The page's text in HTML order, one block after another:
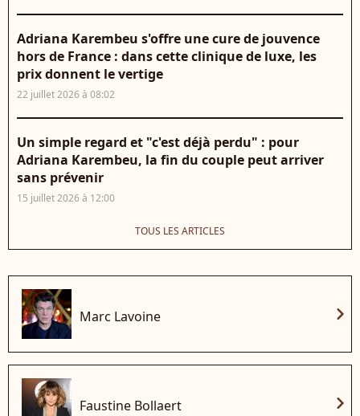
Adriana Karembeu s'offre une cure de jouvence
hors de France : dans cette clinique de luxe, les
prix donnent le vertige
22 juillet 2026 à 08:02
Un simple regard et "c'est déjà perdu" : pour
Adriana Karembeu, la fin du couple peut arriver
sans prévenir
15 juillet 2026 à 12:00
TOUS LES ARTICLES
Marc Lavoine chevron_right
Faustine Bollaert chevron_right